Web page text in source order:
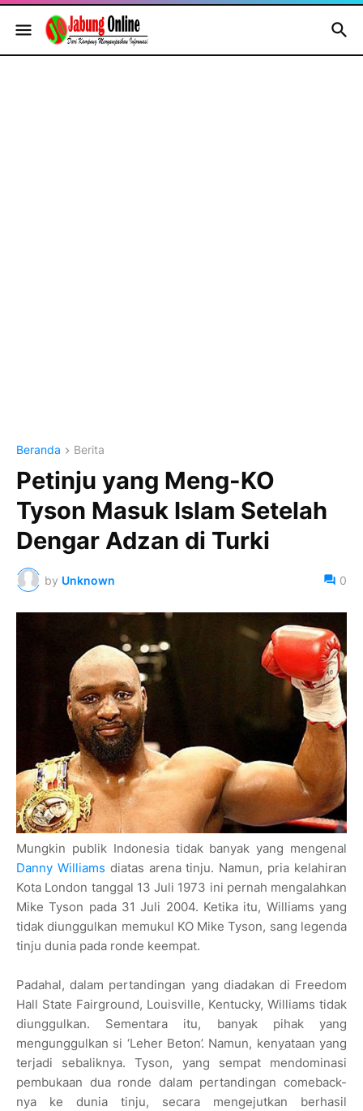
Beranda Berita
Petinju yang Meng-KO
Tyson Masuk Islam Setelah
Dengar Adzan di Turki
by Unknown 0
Mungkin publik Indonesia tidak banyak yang mengenal
Danny Williams diatas arena tinju. Namun, pria kelahiran
Kota London tanggal 13 Juli 1973 ini pernah mengalahkan
Mike Tyson pada 31 Juli 2004. Ketika itu, Williams yang
tidak diunggulkan memukul KO Mike Tyson, sang legenda
tinju dunia pada ronde keempat.
Padahal, dalam pertandingan yang diadakan di Freedom
Hall State Fairground, Louisville, Kentucky, Williams tidak
diunggulkan. Sementara itu, banyak pihak yang
mengunggulkan si ‘Leher Beton’. Namun, kenyataan yang
terjadi sebaliknya. Tyson, yang sempat mendominasi
pembukaan dua ronde dalam pertandingan comeback-
nya ke dunia tinju, secara mengejutkan berhasil